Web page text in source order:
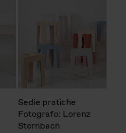
Sedie pratiche
Fotografo: Lorenz
Sternbach